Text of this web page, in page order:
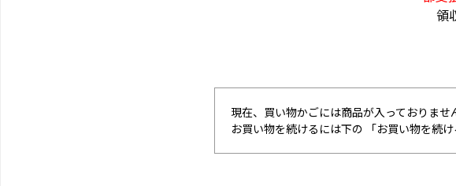
領
現在、買い物かごには商品が入っておりませ
お買い物を続けるには下の 「お買い物を続